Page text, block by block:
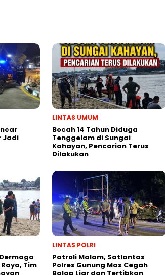
Jadi
LINTAS UMUM
Bocah 14 Tahun Diduga
Tenggelam di Sungai
Kahayan, Pencarian Terus
Dilakukan
Tim
LINTAS POLRI
Patroli Malam, Satlantas
Polres Gunung Mas Cegah